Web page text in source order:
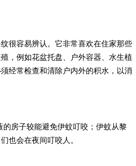
很容易辨认。它非常喜欢在住家那些
，例如花盆托盘、户外容器、水生植
经常检查和清除户内外的积水，以消
的房子较能避免伊蚊叮咬；伊蚊从黎
也会在夜间叮咬人。